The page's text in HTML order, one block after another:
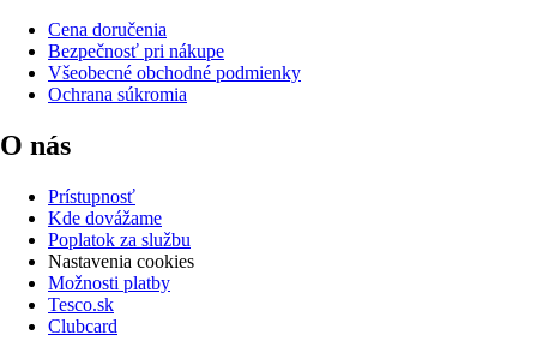
Cena doručenia
Bezpečnosť pri nákupe
Všeobecné obchodné podmienky
Ochrana súkromia
O nás
Prístupnosť
Kde dovážame
Poplatok za službu
Nastavenia cookies
Možnosti platby
Tesco.sk
Clubcard